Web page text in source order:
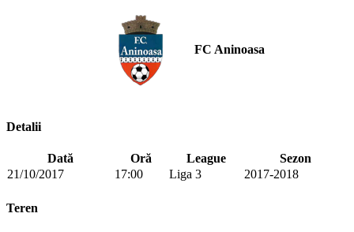
FC Aninoasa
Detalii
Dată Oră League
Sezon
21/10/2017
17:00 Liga 3 2017-2018
Teren